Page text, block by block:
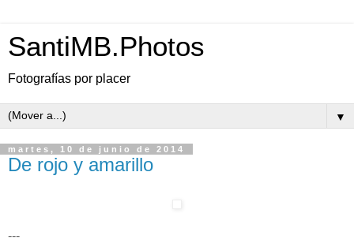
SantiMB.Photos
Fotografías por placer
▼
martes, 10 de junio de 2014
De rojo y amarillo
---